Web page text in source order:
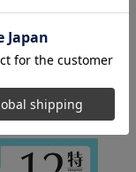
ルダー(八尋 実
3種からランダム